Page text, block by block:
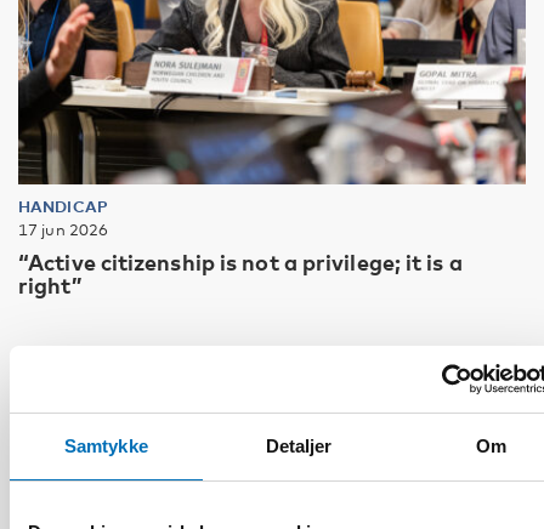
Samtykke Detaljer Om
HANDICAP
17 jun 2026
“Active citizenship is not a privilege; it is a
right”